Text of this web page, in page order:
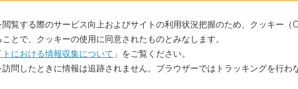
覧する際のサービス向上およびサイトの利用状況把握のため、クッキー（
とで、クッキーの使用に同意されたものとみなします。
における情報収集について 」をご覧ください。
問したときに情報は追跡されません。ブラウザーではトラッキングを行わ
サービス 調査レポート・コラム
・コラム